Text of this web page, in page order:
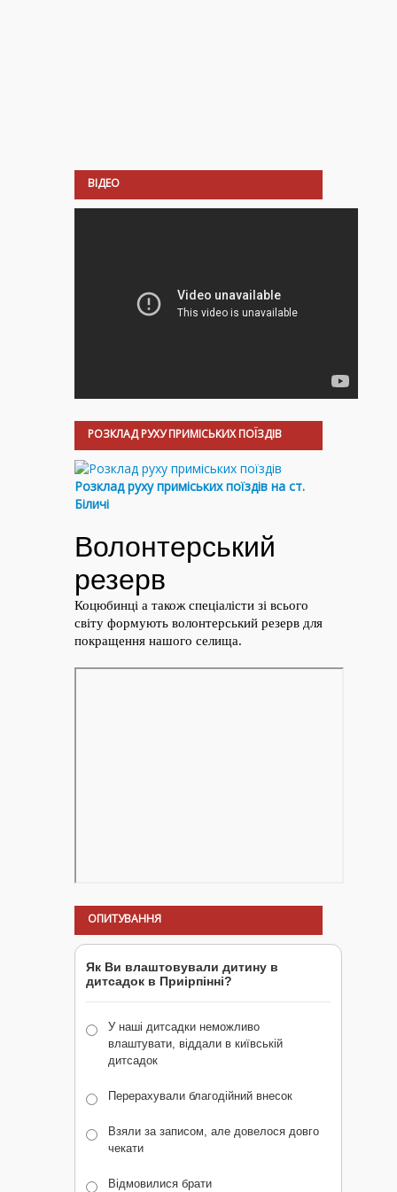
ВІДЕО
РОЗКЛАД РУХУ ПРИМІСЬКИХ ПОЇЗДІВ
Розклад руху приміських поїздів на ст.
Біличі
ОПИТУВАННЯ
Як Ви влаштовували дитину в
дитсадок в Приірпінні?
У наші дитсадки неможливо
влаштувати, віддали в київській
дитсадок
Перерахували благодійний внесок
Взяли за записом, але довелося довго
чекати
Відмовилися брати